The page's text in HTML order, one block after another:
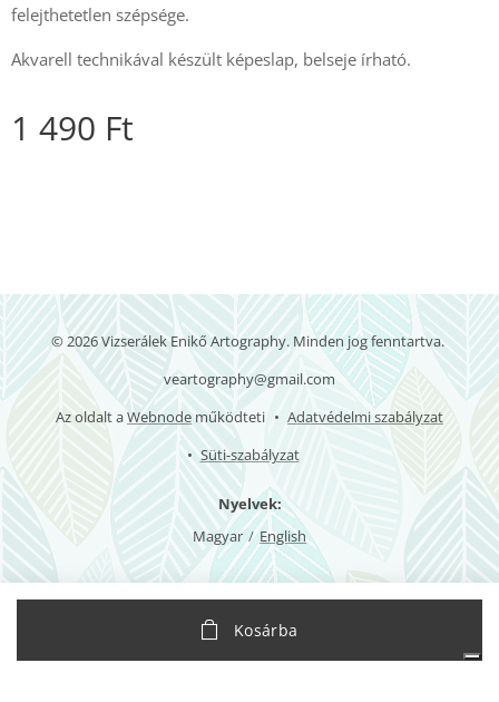
felejthetetlen szépsége.
Akvarell technikával készült képeslap, belseje írható.
1 490 Ft
Kosárba
© 2026 Vizserálek Enikő Artography. Minden jog fenntartva.
veartography@gmail.com
Az oldalt aWebnodeműködteti
Adatvédelmi szabályzat
Süti-szabályzat
Nyelvek
Magyar
English